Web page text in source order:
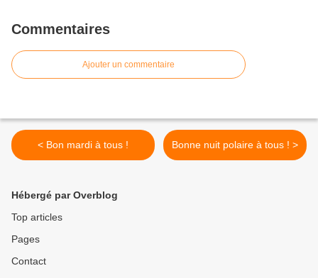
Commentaires
Ajouter un commentaire
< Bon mardi à tous ! Bonne nuit polaire à tous ! >
Hébergé par Overblog
Top articles
Pages
Contact